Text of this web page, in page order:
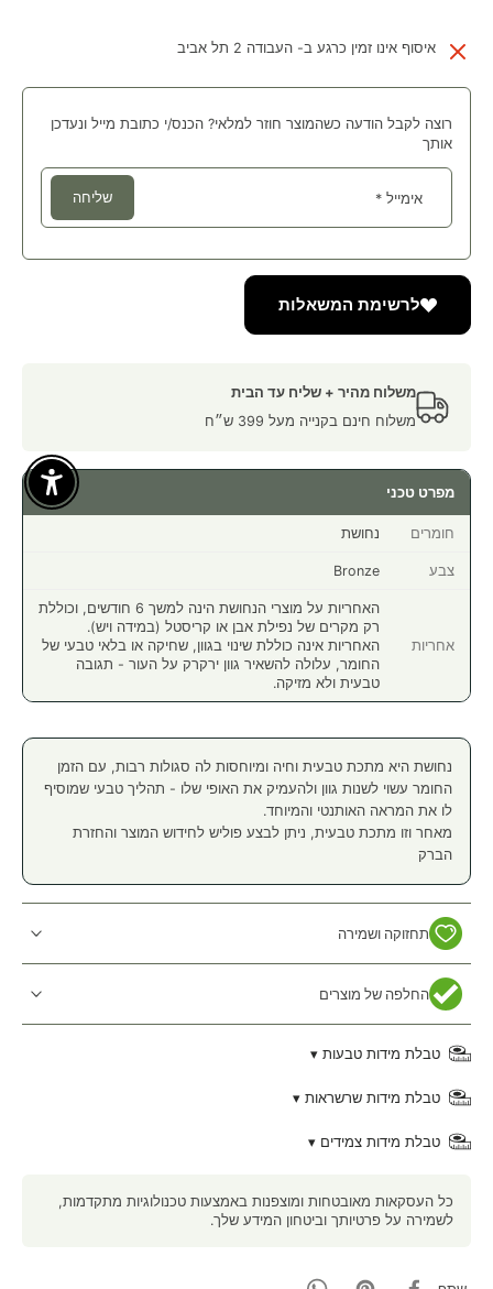
איסוף אינו זמין כרגע ב- העבודה 2 תל אביב
רוצה לקבל הודעה כשהמוצר חוזר למלאי? הכנס/י כתובת מייל ונעדכן
אותך
אימייל * שליחה
לרשימת המשאלות
משלוח מהיר + שליח עד הבית
משלוח חינם בקנייה מעל 399 ש״ח
מפרט טכני
חומרים נחושת
צבע Bronze
אחריות
האחריות על מוצרי הנחושת הינה למשך 6 חודשים, וכוללת
רק מקרים של נפילת אבן או קריסטל (במידה ויש).
האחריות אינה כוללת שינוי בגוון, שחיקה או בלאי טבעי של
החומר, עלולה להשאיר גוון ירקרק על העור - תגובה
טבעית ולא מזיקה.
נחושת היא מתכת טבעית וחיה ומיוחסות לה סגולות רבות, עם הזמן
החומר עשוי לשנות גוון ולהעמיק את האופי שלו - תהליך טבעי שמוסיף
לו את המראה האותנטי והמיוחד.
מאחר וזו מתכת טבעית, ניתן לבצע פוליש לחידוש המוצר והחזרת
הברק
תחזוקה ושמירה
החלפה של מוצרים
טבלת מידות טבעות ▾
טבלת מידות שרשראות ▾
טבלת מידות צמידים ▾
כל העסקאות מאובטחות ומוצפנות באמצעות טכנולוגיות מתקדמות,
לשמירה על פרטיותך וביטחון המידע שלך.
Enable Accessibility